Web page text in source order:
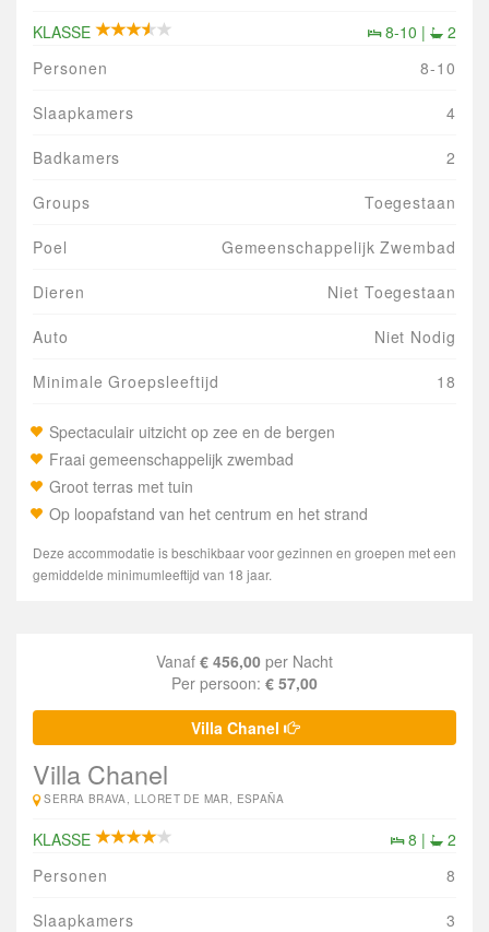
KLASSE 8-10 |
2
Personen
8-10
Slaapkamers 4
Badkamers 2
Groups Toegestaan
Poel Gemeenschappelijk Zwembad
Dieren Niet Toegestaan
Auto Niet Nodig
Minimale Groepsleeftijd 18
Spectaculair uitzicht op zee en de bergen
Fraai gemeenschappelijk zwembad
Groot terras met tuin
Op loopafstand van het centrum en het strand
Deze accommodatie is beschikbaar voor gezinnen en groepen met een
gemiddelde minimumleeftijd van 18 jaar.
Vanaf € 456,00 per Nacht
Per persoon: € 57,00
Villa Chanel
Villa Chanel
SERRA BRAVA, LLORET DE MAR, ESPAÑA
KLASSE 8 |
2
Personen
8
Slaapkamers 3